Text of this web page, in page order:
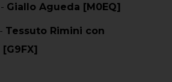
Giallo Agueda [M0EQ]
Tessuto Rimini con